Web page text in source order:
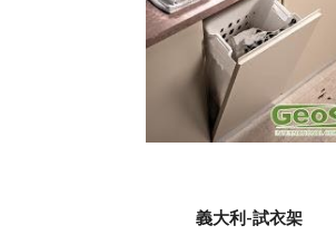
義大利-試衣架